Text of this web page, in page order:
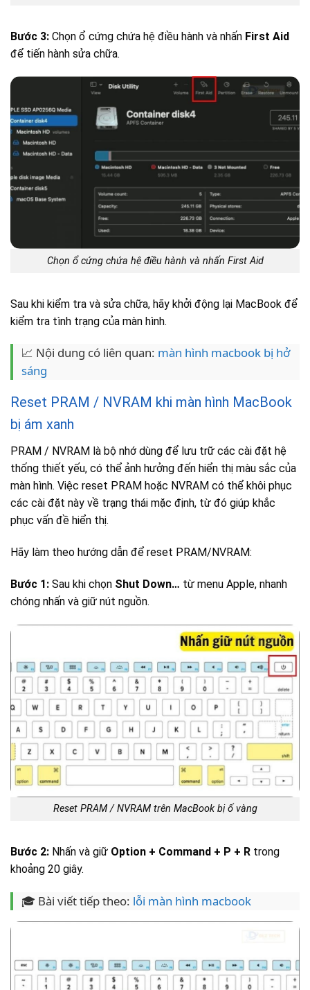
Bước 3: Chọn ổ cứng chứa hệ điều hành và nhấn First Aid
để tiến hành sửa chữa.
Chọn ổ cứng chứa hệ điều hành và nhấn First Aid
Sau khi kiểm tra và sửa chữa, hãy khởi động lại MacBook để
kiểm tra tình trạng của màn hình.
📈 Nội dung có liên quan: màn hình macbook bị hở
sáng
Reset PRAM / NVRAM khi màn hình MacBook
bị ám xanh
PRAM / NVRAM là bộ nhớ dùng để lưu trữ các cài đặt hệ
thống thiết yếu, có thể ảnh hưởng đến hiển thị màu sắc của
màn hình. Việc reset PRAM hoặc NVRAM có thể khôi phục
các cài đặt này về trạng thái mặc định, từ đó giúp khắc
phục vấn đề hiển thị.
Hãy làm theo hướng dẫn để reset PRAM/NVRAM:
Bước 1: Sau khi chọn Shut Down… từ menu Apple, nhanh
chóng nhấn và giữ nút nguồn.
Reset PRAM / NVRAM trên MacBook bị ố vàng
Bước 2: Nhấn và giữ Option + Command + P + R trong
khoảng 20 giây.
🎓 Bài viết tiếp theo: lỗi màn hình macbook